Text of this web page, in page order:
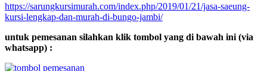
https://sarungkursimurah.com/index.php/2019/01/21/jasa-saeung-
kursi-lengkap-dan-murah-di-bungo-jambi/
untuk pemesanan silahkan klik tombol yang di bawah ini (via
whatsapp) :